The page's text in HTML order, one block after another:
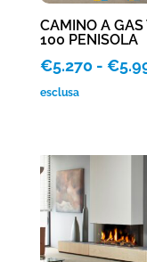
CAMINO A GAS
100 PENISOLA
€5.270 - €
esclusa